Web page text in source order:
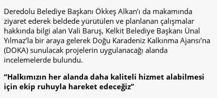
Deredolu Belediye Başkanı Ökkeş Alkan’ı da makamında
ziyaret ederek beldede yürütülen ve planlanan çalışmalar
hakkında bilgi alan Vali Baruş, Kelkit Belediye Başkanı Ünal
Yılmaz’la bir araya gelerek Doğu Karadeniz Kalkınma Ajansı’na
(DOKA) sunulacak projelerin uygulanacağı alanda
incelemelerde bulundu.
“Halkımızın her alanda daha kaliteli hizmet alabilmesi
için ekip ruhuyla hareket edeceğiz”